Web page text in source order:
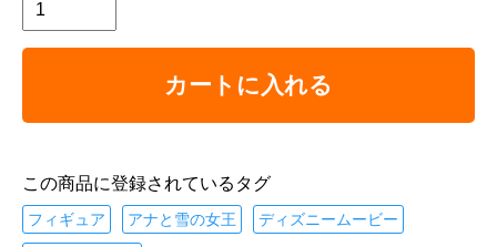
カートに入れる
この商品に登録されているタグ
フィギュア アナと雪の女王 ディズニームービー